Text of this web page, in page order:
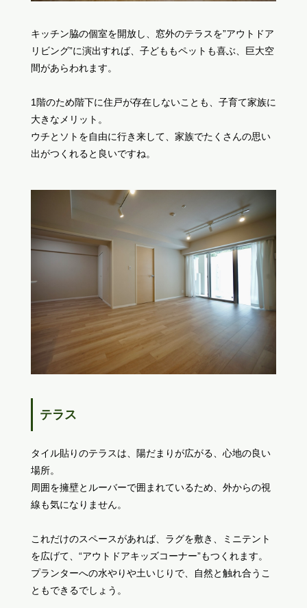
キッチン脇の個室を開放し、窓外のテラスを”アウトドア
リビング”に演出すれば、子どももペットも喜ぶ、巨大空
間があらわれます。
1階のため階下に住戸が存在しないことも、子育て家族に
大きなメリット。
ウチとソトを自由に行き来して、家族でたくさんの思い
出がつくれると良いですね。
テラス
タイル貼りのテラスは、陽だまりが広がる、心地の良い
場所。
周囲を擁壁とルーバーで囲まれているため、外からの視
線も気になりません。
これだけのスペースがあれば、ラグを敷き、ミニテント
を広げて、“アウトドアキッズコーナー”もつくれます。
プランターへの水やりや土いじりで、自然と触れ合うこ
ともできるでしょう。